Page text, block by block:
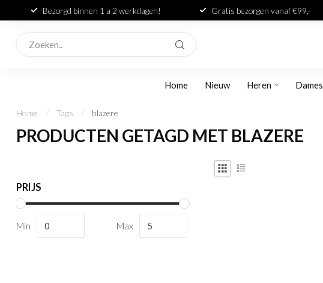
Bezorgd binnen 1 a 2 werkdagen! Gratis bezorgen vanaf €99,-
Home Nieuw Heren Dames
Home / Tags / blazere
PRODUCTEN GETAGD MET BLAZERE
PRIJS
Min Max